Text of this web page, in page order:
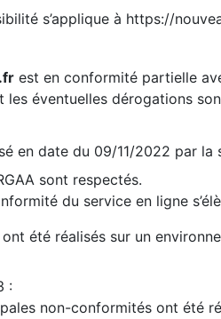
s’applique à https://
est en conformité partielle
les éventuelles dérogations
en date du 09/11/2022 par
sont respectés.
du service en ligne
été réalisés sur un
:
non-conformités ont été